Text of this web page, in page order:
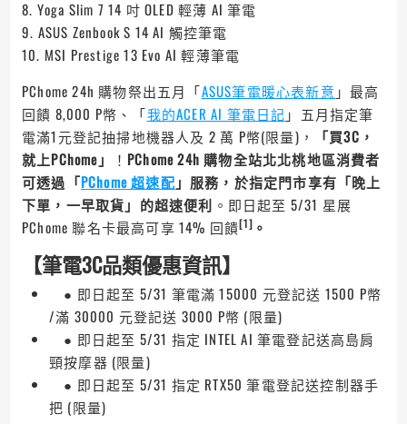
8. Yoga Slim 7 14 吋 OLED 輕薄 AI 筆電
9. ASUS Zenbook S 14 AI 觸控筆電
10. MSI Prestige 13 Evo AI 輕薄筆電
PChome 24h 購物祭出五月「ASUS筆電暖心表新意 」最高
回饋 8,000 P幣、「我的ACER AI 筆電日記 」五月指定筆
電滿1元登記抽掃地機器人及 2 萬 P幣(限量)，
「買3C，
就上PChome」
！ PChome 24h 購物全站北北桃地區消費者
可透過「PChome 超速配 」服務，於指定門市享有「晚上
下單，一早取貨」的超速便利 。即日起至 5/31 星展
PChome 聯名卡最高可享 14% 回饋[1]。
【筆電3C品類優惠資訊】
● 即日起至 5/31 筆電滿 15000 元登記送 1500 P幣
/滿 30000 元登記送 3000 P幣 (限量)
● 即日起至 5/31 指定 INTEL AI 筆電登記送高島肩
頸按摩器 (限量)
● 即日起至 5/31 指定 RTX50 筆電登記送控制器手
把 (限量)